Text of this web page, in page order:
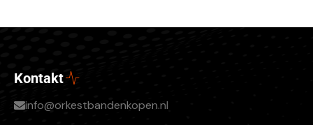
Kontakt
info@orkestbandenkopen.nl